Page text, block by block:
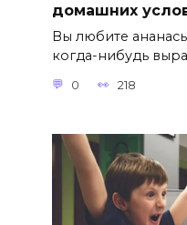
домашних
Вы любите
когда-нибудь
0 218